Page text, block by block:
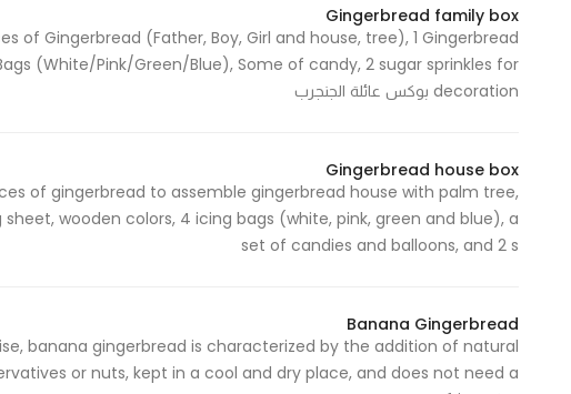
Gingerbread family box
of Gingerbread (Father, Boy, Girl and house, tree), 1 Gingerbread
(White/Pink/Green/Blue), Some of candy, 2 sugar sprinkles for
decoration بوكس عائلة الجنجرب
Gingerbread house box
of gingerbread to assemble gingerbread house with palm tree,
wooden colors, 4 icing bags (white, pink, green and blue), a
set of candies and balloons, and 2 s
Banana Gingerbread
banana gingerbread is characterized by the addition of natural
or nuts, kept in a cool and dry place, and does not need a
some
functionality
will
disappear
Marketing
interests and
behavior as
you visit our